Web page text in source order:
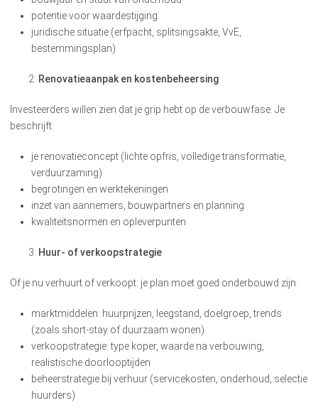
potentie voor waardestijging
juridische situatie (erfpacht, splitsingsakte, VvE,
bestemmingsplan)
Renovatieaanpak en kostenbeheersing
Investeerders willen zien dat je grip hebt op de verbouwfase. Je
beschrijft:
je renovatieconcept (lichte opfris, volledige transformatie,
verduurzaming)
begrotingen en werktekeningen
inzet van aannemers, bouwpartners en planning
kwaliteitsnormen en opleverpunten
Huur- of verkoopstrategie
Of je nu verhuurt of verkoopt: je plan moet goed onderbouwd zijn.
marktmiddelen: huurprijzen, leegstand, doelgroep, trends
(zoals short-stay of duurzaam wonen)
verkoopstrategie: type koper, waarde na verbouwing,
realistische doorlooptijden
beheerstrategie bij verhuur (servicekosten, onderhoud, selectie
huurders)